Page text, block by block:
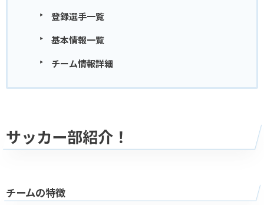
登録選手一覧
基本情報一覧
チーム情報詳細
サッカー部紹介！
チームの特徴